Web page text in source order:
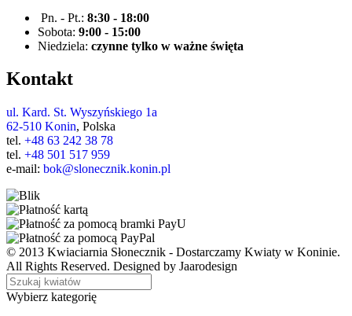
Pn. - Pt.: 8:30 - 18:00
Sobota: 9:00 - 15:00
Niedziela: czynne tylko w ważne święta
Kontakt
ul. Kard. St. Wyszyńskiego 1a
62-510 Konin, Polska
tel. +48 63 242 38 78
tel. +48 501 517 959
e-mail: bok@slonecznik.konin.pl
© 2013 Kwiaciarnia Słonecznik - Dostarczamy Kwiaty w Koninie.
All Rights Reserved. Designed by Jaarodesign
Wybierz kategorię